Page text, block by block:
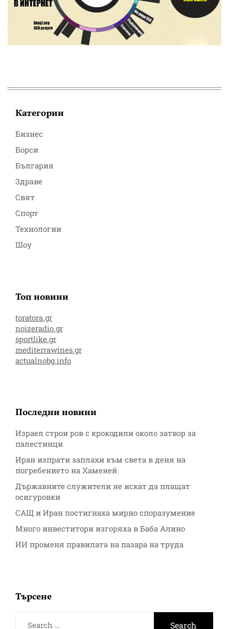
Категории
Бизнес
Борси
България
Здраве
Свят
Спорт
Технологии
Шоу
Топ новини
toratora.gr
noizeradio.gr
sportlike.gr
mediterrawines.gr
actualnobg.info
Последни новини
Израел строи ров с крокодили около затвор за
палестинци
Иран изпрати заплахи към света в деня на
погребението на Хаменей
Държавните служители не искат да плащат
осигуровки
САЩ и Иран постигнаха мирно споразумение
Много инвеститори изгоряха в Баба Алино
ИИ променя правилата на пазара на труда
Търсене